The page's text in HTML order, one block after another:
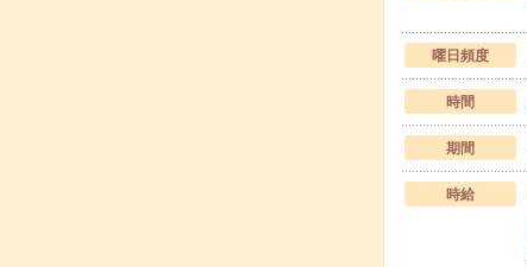
曜日頻度
時間
期間
時給